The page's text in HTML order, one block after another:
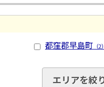
都窪郡早島町 （2）
エリアを絞